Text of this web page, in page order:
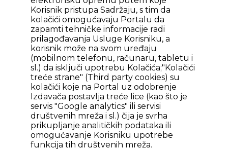
Korisnik pristupa Sadržaju, s tim da
kolačići omogućavaju Portalu da
zapamti tehničke informacije radi
prilagođavanja Usluge Korisniku, a
korisnik može na svom uređaju
(mobilnom telefonu, računaru, tabletu i
sl.) da isključi upotrebu Kolačića;"Kolačići
treće strane" (Third party cookies) su
kolačići koje na Portal uz odobrenje
Izdavača postavlja treće lice (kao što je
servis "Google analytics" ili servisi
društvenih mreža i sl.) čija je svrha
prikupljanje analitičkih podataka ili
omogućavanje Korisniku upotrebe
funkcija tih društvenih mreža.